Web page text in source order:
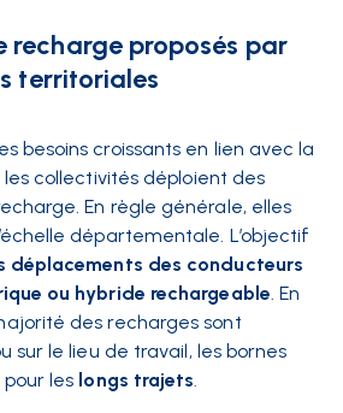
recharge proposés par
territoriales
besoins croissants en lien avec la
collectivités déploient des
En règle générale, elles
départementale. L’objectif
déplacements des conducteurs
ou hybride rechargeable. En
des recharges sont
sur le lieu de travail, les bornes
les longs trajets.